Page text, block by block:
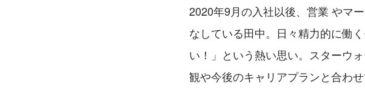
2020年9月の入社以後、営業 やマ
なしている田中。日々精力的に働
い！」という熱い思い。スターウ
観や今後のキャリアプランと合わせ